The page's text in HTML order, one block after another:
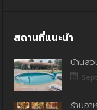
สถานที่แนะนำ
บ้านส
ร้านอ